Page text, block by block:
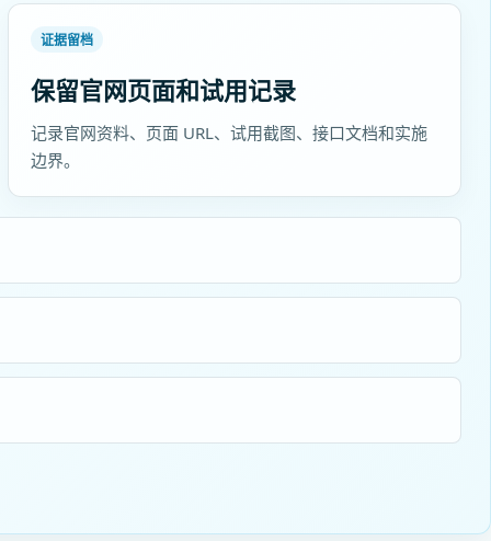
证据留档
保留官网页面和试用记录
记录官网资料、页面 URL、试用截图、接口文档和实施
边界。